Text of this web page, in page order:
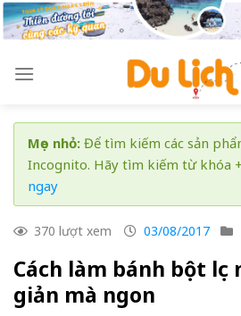
Skip
to
Mẹo nhỏ: Để tìm kiếm các sản
Incognito. Hãy tìm kiếm từ khóa
ngay
370 lượt xem 03/08/2017
Cách làm bánh bột
giản mà ngon